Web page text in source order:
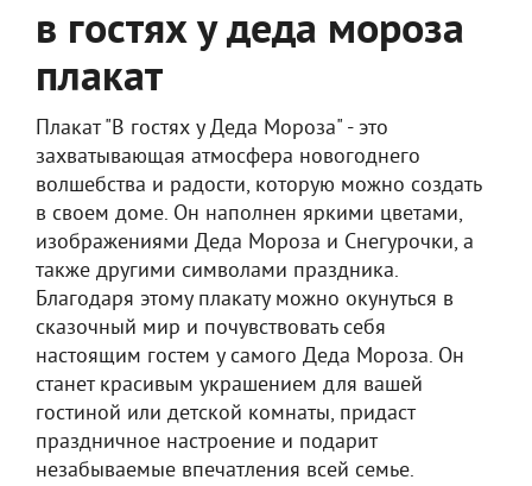
в гостях у деда мороза
плакат
Плакат "В гостях у Деда Мороза" - это
захватывающая атмосфера новогоднего
волшебства и радости, которую можно создать
в своем доме. Он наполнен яркими цветами,
изображениями Деда Мороза и Снегурочки, а
также другими символами праздника.
Благодаря этому плакату можно окунуться в
сказочный мир и почувствовать себя
настоящим гостем у самого Деда Мороза. Он
станет красивым украшением для вашей
гостиной или детской комнаты, придаст
праздничное настроение и подарит
незабываемые впечатления всей семье.